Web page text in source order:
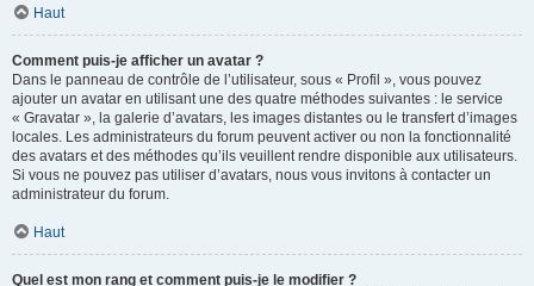
Haut
Comment puis-je afficher un avatar ?
Dans le panneau de contrôle de l’utilisateur, sous « Profil », vous pouvez
ajouter un avatar en utilisant une des quatre méthodes suivantes : le service
« Gravatar », la galerie d’avatars, les images distantes ou le transfert d’images
locales. Les administrateurs du forum peuvent activer ou non la fonctionnalité
des avatars et des méthodes qu’ils veuillent rendre disponible aux utilisateurs.
Si vous ne pouvez pas utiliser d’avatars, nous vous invitons à contacter un
administrateur du forum.
Haut
Quel est mon rang et comment puis-je le modifier ?